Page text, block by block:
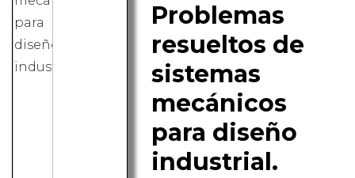
Problemas
resueltos de
sistemas
mecánicos
para diseño
industrial.